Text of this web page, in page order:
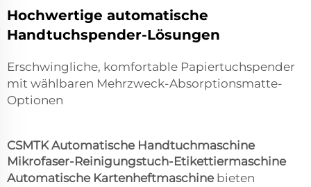
Hochwertige automatische
Handtuchspender-Lösungen
Erschwingliche, komfortable Papiertuchspender
mit wählbaren Mehrzweck-Absorptionsmatte-
Optionen
CSMTK Automatische Handtuchmaschine
Mikrofaser-Reinigungstuch-Etikettiermaschine
Automatische Kartenheftmaschine bieten